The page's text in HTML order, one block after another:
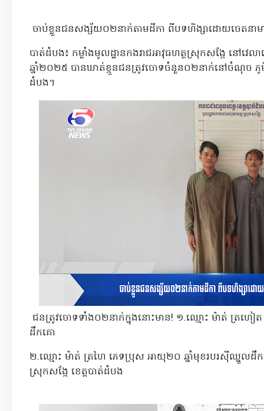
ចាប់ខ្លួនជនសង្ស័យ០២នាក់តាមដីកា ពីបទហិង្សាដោយចេតនាម
បាត់ដំបង៖ កម្លាំងមូលដ្ឋានកងរាជអាវុធហត្ថស្រុកសង្កែ នៅវ
ឆ្នាំ២០២៥ បានឃាត់ខ្កួនជនត្រូវចោទចំនួន០២នាក់នៅចំណុច ភូ
ដំបង។
ជនត្រូវចោទទាំង០២នាក់ក្នុងនោះមាន! ១.ឈ្មោះ ម៉ាត់ ត្រហ
ដឹកគោ
២.ឈ្មោះ ម៉ាត់ ត្រហៃ ភេទប្រុស អាយុ២០ ឆ្នាំមុខរបរសុីឈ្នួលដឹ
ស្រុកសង្កែ ខេត្តបាត់ដំបង